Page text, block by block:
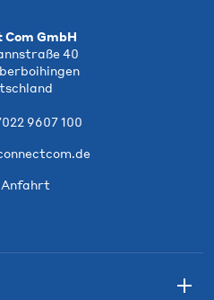
Com GmbH
40
9607 100
Anfahrt